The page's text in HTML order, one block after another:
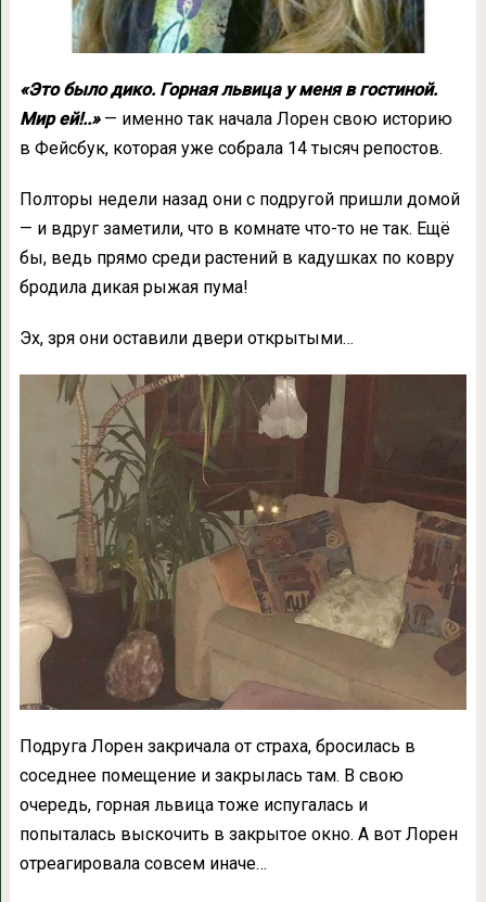
«Это было дико. Горная львица у меня в гостиной.
Мир ей!..»— именно так начала Лорен свою историю
в Фейсбук, которая уже собрала 14 тысяч репостов.
Полторы недели назад они с подругой пришли домой
— и вдруг заметили, что в комнате что-то не так. Ещё
бы, ведь прямо среди растений в кадушках по ковру
бродила дикая рыжая пума!
Эх, зря они оставили двери открытыми…
Подруга Лорен закричала от страха, бросилась в
соседнее помещение и закрылась там. В свою
очередь, горная львица тоже испугалась и
попыталась выскочить в закрытое окно. А вот Лорен
отреагировала совсем иначе…